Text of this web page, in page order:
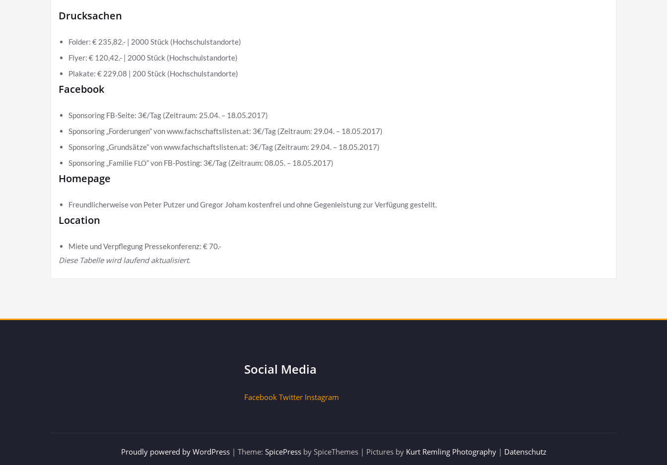
Drucksachen
Fol­der: € 235,82.- | 2000 Stück (Hoch­schul­stand­or­te)
Fly­er: € 120,42.- | 2000 Stück (Hoch­schul­stand­or­te)
Pla­ka­te: € 229,08 | 200 Stück (Hoch­schul­stand­or­te)
Facebook
Spon­so­ring FB-Sei­te: 3€/Tag (Zeit­raum: 25.04. – 18.05.2017)
Spon­so­ring „For­de­run­gen” von www​.fach​schafts​lis​ten​.at: 3€/Tag (Zeit­raum: 29.04. – 18.05.2017)
Spon­so­ring „Grund­sät­ze” von www​.fach​schafts​lis​ten​.at: 3€/Tag (Zeit­raum: 29.04. – 18.05.2017)
Spon­so­ring „Fami­lie FLÖ” von FB-Pos­ting: 3€/Tag (Zeit­raum: 08.05. – 18.05.2017)
Homepage
Freund­li­cher­wei­se von Peter Put­zer und Gre­gor Joham kos­ten­frei und ohne Gegen­leis­tung zur Ver­fü­gung gestellt.
Location
Mie­te und Ver­pfle­gung Pres­se­kon­fe­renz: € 70.-
Die­se Tabel­le wird lau­fend aktualisiert.
Social Media
Facebook Twitter Instagram
Proudly powered by WordPress| Theme: SpicePressby SpiceThemes | Pictures by Kurt Remling Photography| Datenschutz